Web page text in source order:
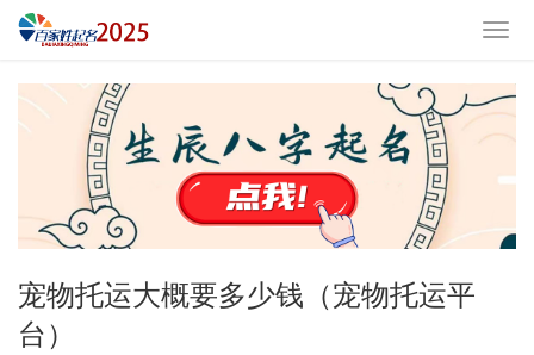
宠物托运大概要多少钱（宠物托运平
台）